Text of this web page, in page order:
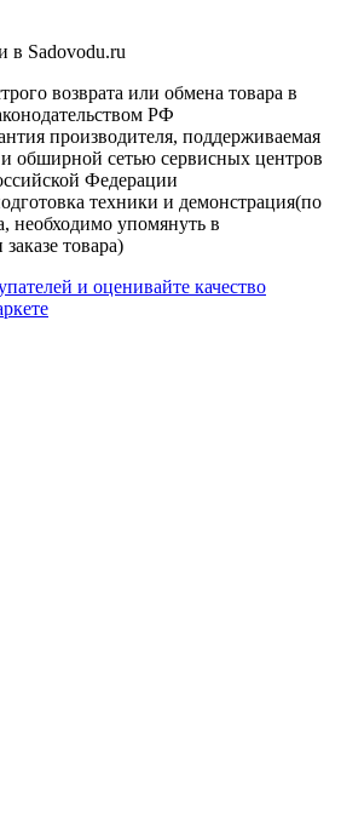
в Sadovodu.ru
возврата или обмена товара в
РФ
производителя, поддерживаемая
обширной сетью сервисных центров
Федерации
техники и демонстрация(по
необходимо упомянуть в
товара)